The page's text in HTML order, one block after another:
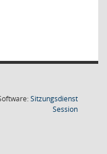
Sitzungsdienst
Session(Wird in